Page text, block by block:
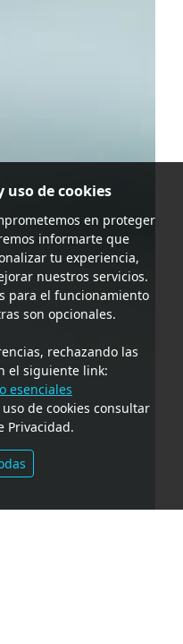
uso de cookies
en proteger
informarte que
tu experiencia,
nuestros servicios.
para el funcionamiento
son opcionales.
rechazando las
el siguiente link:
esenciales
de cookies consultar
Privacidad.